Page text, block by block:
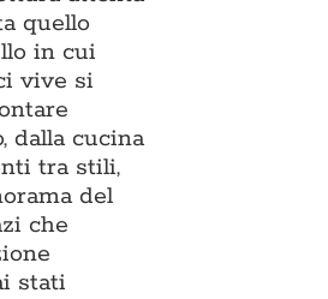
quello
in cui
vive si
dalla cucina
tra stili,
del
che
stati